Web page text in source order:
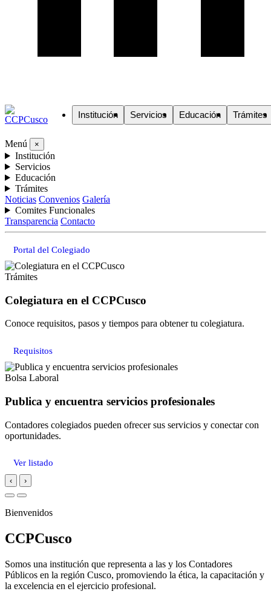
Institución Servicios Educación Trámites
Menú ×
Institución
Servicios
Educación
Trámites
Noticias Convenios Galería
Comites Funcionales
Transparencia Contacto
Portal del Colegiado
Trámites
Colegiatura en el CCPCusco
Conoce requisitos, pasos y tiempos para obtener tu colegiatura.
Requisitos
Bolsa Laboral
Publica y encuentra servicios profesionales
Contadores colegiados pueden ofrecer sus servicios y conectar con
oportunidades.
Ver listado
‹ ›
Bienvenidos
CCPCusco
Somos una institución que representa a las y los Contadores
Públicos en la región Cusco, promoviendo la ética, la capacitación y
la excelencia en el ejercicio profesional.